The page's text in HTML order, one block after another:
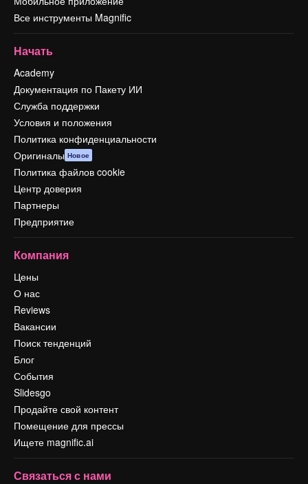
Все инструменты Magnific
Начать
Academy
Документация по Пакету ИИ
Служба поддержки
Условия и положения
Политика конфиденциальности
Оригиналы Новое
Политика файлов cookie
Центр доверия
Партнеры
Предприятие
Компания
Цены
О нас
Reviews
Вакансии
Поиск тенденций
Блог
События
Slidesgo
Продайте свой контент
Помещение для прессы
Ищете magnific.ai
Связаться с нами